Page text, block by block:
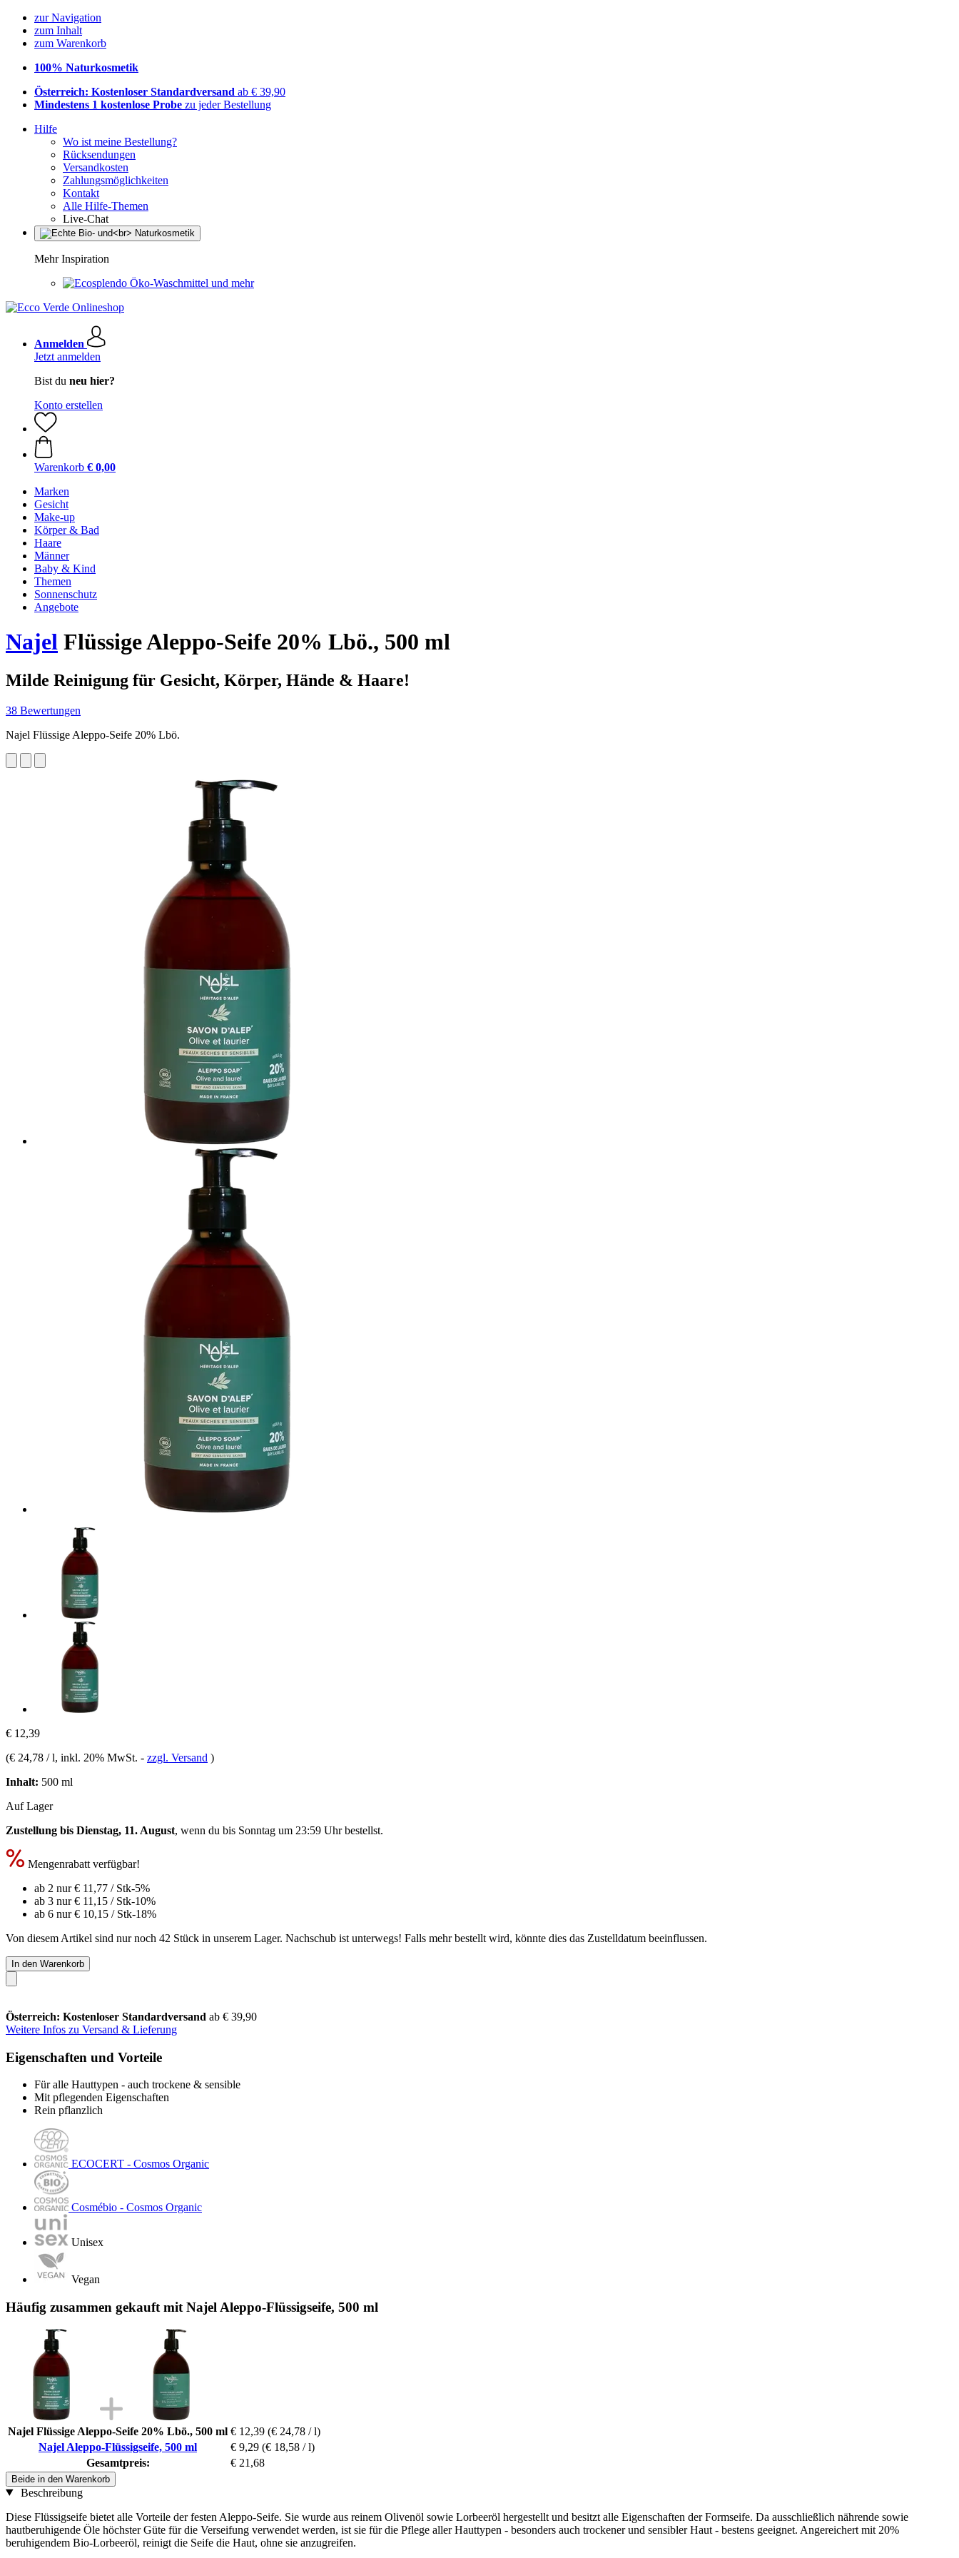
zur Navigation
zum Inhalt
zum Warenkorb
100% Naturkosmetik
Österreich: Kostenloser Standardversand ab € 39,90
Mindestens 1 kostenlose Probe zu jeder Bestellung
Hilfe
Wo ist meine Bestellung?
Rücksendungen
Versandkosten
Zahlungsmöglichkeiten
Kontakt
Alle Hilfe-Themen
Live-Chat
Mehr Inspiration
Öko-Waschmittel und mehr
Anmelden
Jetzt anmelden
Bist du neu hier?
Konto erstellen
Warenkorb € 0,00
Marken
Gesicht
Make-up
Körper & Bad
Haare
Männer
Baby & Kind
Themen
Sonnenschutz
Angebote
Najel Flüssige Aleppo-Seife 20% Lbö., 500 ml
Milde Reinigung für Gesicht, Körper, Hände & Haare!
38 Bewertungen
Najel Flüssige Aleppo-Seife 20% Lbö.
€ 12,39
(€ 24,78 / l, inkl. 20% MwSt. - zzgl. Versand )
Inhalt: 500 ml
Auf Lager
Zustellung bis Dienstag, 11. August, wenn du bis Sonntag um 23:59 Uhrbestellst.
Mengenrabatt verfügbar!
ab 2 nur€ 11,77 / Stk-5%
ab 3 nur€ 11,15 / Stk-10%
ab 6 nur€ 10,15 / Stk-18%
Von diesem Artikel sind nur noch 42 Stück in unserem Lager. Nachschub ist unterwegs! Falls mehr bestellt wird, könnte dies das Zustelldatum beeinflussen.
In den Warenkorb
Österreich: Kostenloser Standardversand ab € 39,90
Weitere Infos zu Versand & Lieferung
Eigenschaften und Vorteile
Für alle Hauttypen - auch trockene & sensible
Mit pflegenden Eigenschaften
Rein pflanzlich
ECOCERT - Cosmos Organic
Cosmébio - Cosmos Organic
Unisex
Vegan
Häufig zusammen gekauft mit Najel Aleppo-Flüssigseife, 500 ml
Najel Flüssige Aleppo-Seife 20% Lbö., 500 ml € 12,39 (€ 24,78 / l)
Najel Aleppo-Flüssigseife, 500 ml
€ 9,29 (€ 18,58 / l)
Gesamtpreis:
€ 21,68
Beide in den Warenkorb
Beschreibung
Diese Flüssigseife bietet alle Vorteile der festen Aleppo-Seife. Sie wurde aus reinem Olivenöl sowie Lorbeeröl hergestellt und besitzt alle Eigenschaften der Formseife. Da ausschließlich nährende sowie
hautberuhigende Öle höchster Güte für die Verseifung verwendet werden, ist sie für die Pflege aller Hauttypen - besonders auch trockener und sensibler Haut - bestens geeignet. Angereichert mit 20%
beruhigendem Bio-Lorbeeröl, reinigt die Seife die Haut, ohne sie anzugreifen.